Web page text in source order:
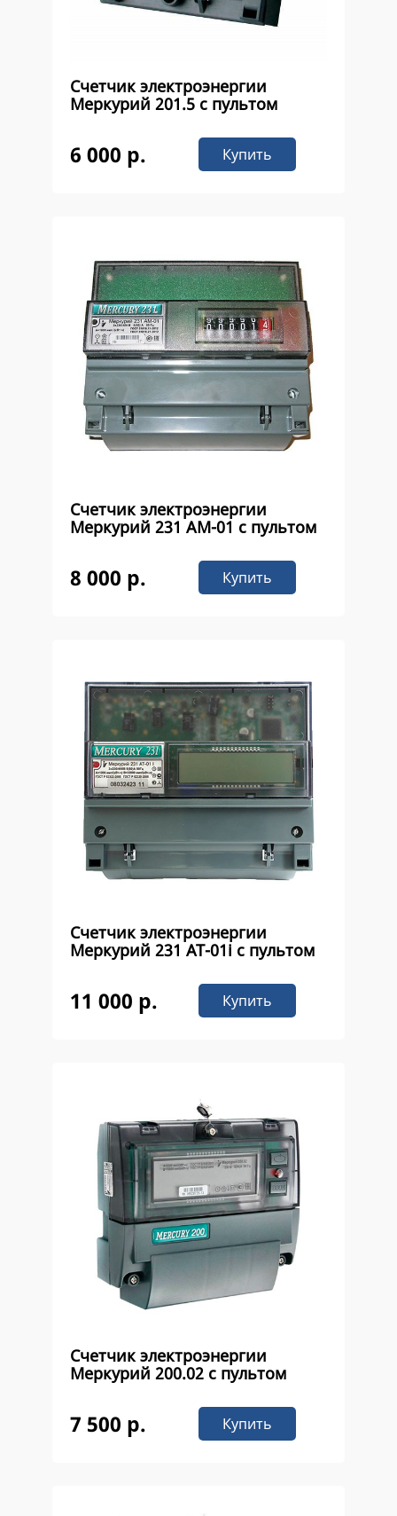
Счетчик электроэнергии
Меркурий 201.5 с пультом
6 000 р. Купить
Счетчик электроэнергии
Меркурий 231 АМ-01 с пультом
8 000 р. Купить
Счетчик электроэнергии
Меркурий 231 AT-01i с пультом
11 000 р. Купить
Счетчик электроэнергии
Меркурий 200.02 с пультом
7 500 р. Купить